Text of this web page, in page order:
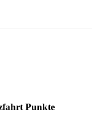
Punkte